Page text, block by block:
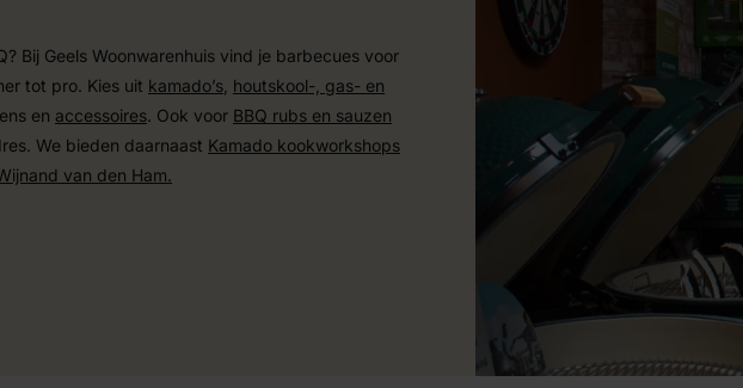
Bij Geels Woonwarenhuis vind je barbecues voor
tot pro. Kies uit kamado’s houtskool-, gas- en
en accessoires. Ook voor BBQ rubs en sauzen
We bieden daarnaast Kamado kookworkshops
van den Ham.